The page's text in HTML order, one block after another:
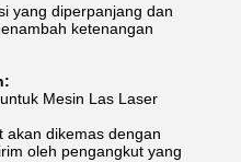
yang diperpanjang dan
ketenangan
Mesin Las Laser
akan dikemas dengan
oleh pengangkut yang